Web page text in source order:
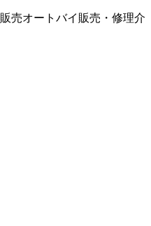
売オートバイ販売・修理介